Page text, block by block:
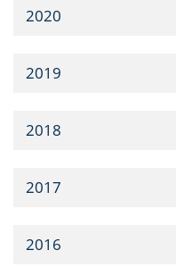
2020
2019
2018
2017
2016